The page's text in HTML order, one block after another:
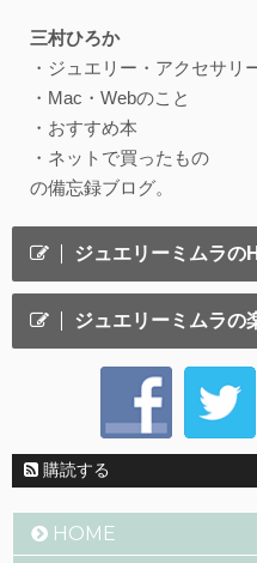
三村ひろか
・ジュエリー・アクセサリ
・Mac・Webのこと
・おすすめ本
・ネットで買ったもの
の備忘録ブログ。
ジュエリーミムラの
ジュエリーミムラの
購読する
HOME